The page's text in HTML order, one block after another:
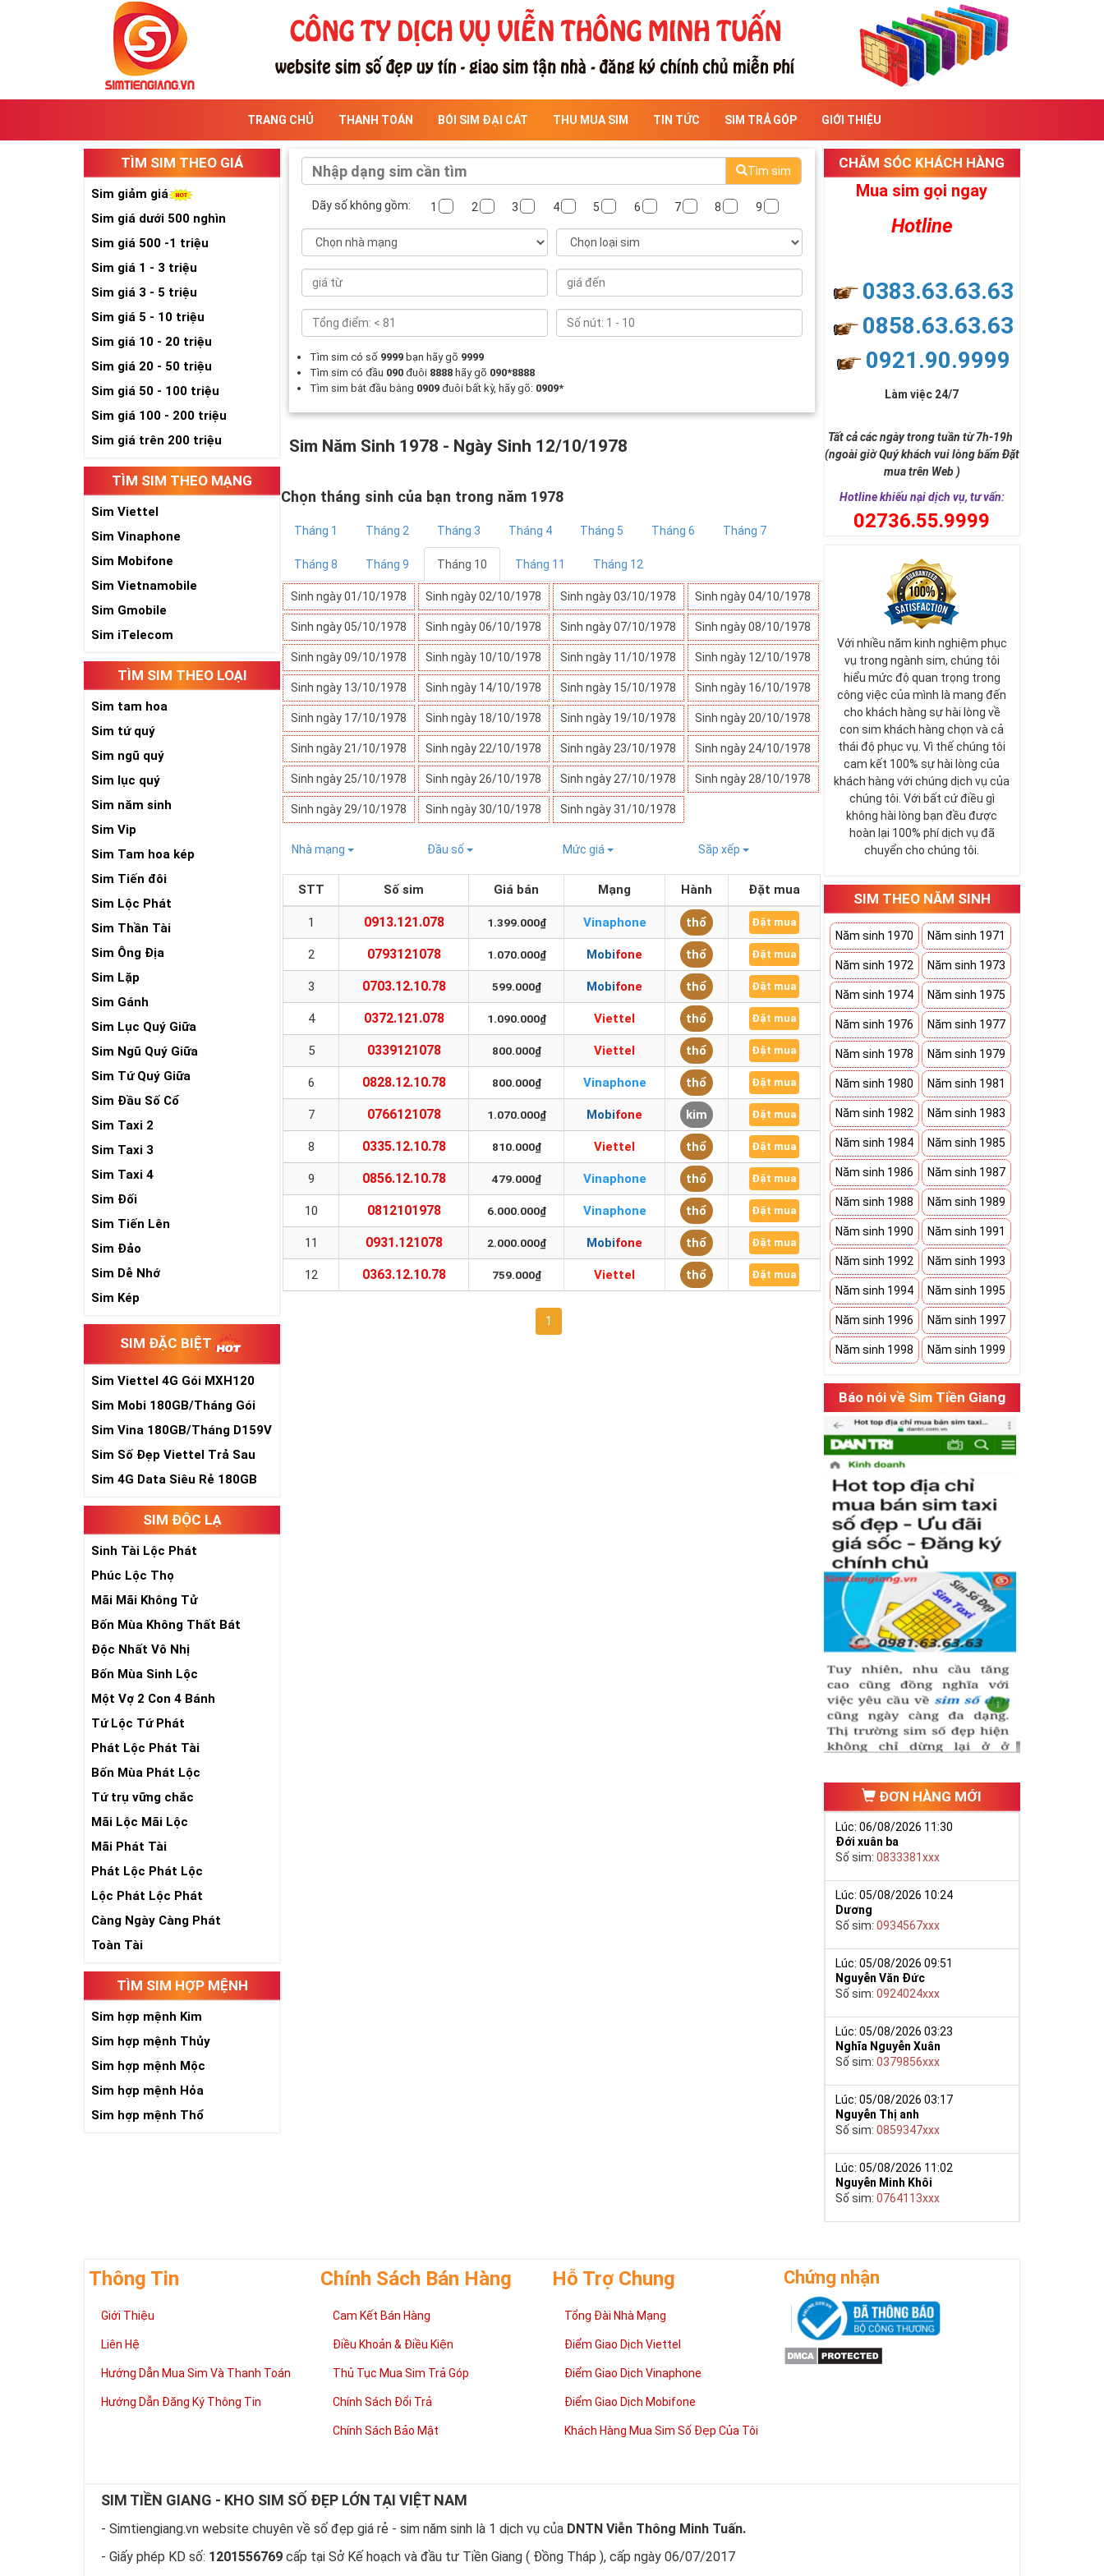
TRANG CHỦ THANH TOÁN BÓI SIM ĐẠI CÁT THU MUA SIM TIN TỨC SIM TRẢ GÓP GIỚI THIỆU
TÌM SIM THEO GIÁ
Sim giảm giá
Sim giá dưới 500 nghìn
Sim giá 500 -1 triệu
Sim giá 1 - 3 triệu
Sim giá 3 - 5 triệu
Sim giá 5 - 10 triệu
Sim giá 10 - 20 triệu
Sim giá 20 - 50 triệu
Sim giá 50 - 100 triệu
Sim giá 100 - 200 triệu
Sim giá trên 200 triệu
TÌM SIM THEO MẠNG
Sim Viettel
Sim Vinaphone
Sim Mobifone
Sim Vietnamobile
Sim Gmobile
Sim iTelecom
TÌM SIM THEO LOẠI
Sim tam hoa
Sim tứ quý
Sim ngũ quý
Sim lục quý
Sim năm sinh
Sim Vip
Sim Tam hoa kép
Sim Tiến đôi
Sim Lộc Phát
Sim Thần Tài
Sim Ông Địa
Sim Lặp
Sim Gánh
Sim Lục Quý Giữa
Sim Ngũ Quý Giữa
Sim Tứ Quý Giữa
Sim Đầu Số Cổ
Sim Taxi 2
Sim Taxi 3
Sim Taxi 4
Sim Đối
Sim Tiến Lên
Sim Đảo
Sim Dễ Nhớ
Sim Kép
SIM ĐẶC BIỆT
Sim Viettel 4G Gói MXH120
Siêu Rẻ
Sim Mobi 180GB/Tháng Gói
TK159
Sim Vina 180GB/Tháng D159V
Sim Số Đẹp Viettel Trả Sau
Sim 4G Data Siêu Rẻ 180GB
SIM ĐỘC LẠ
Sinh Tài Lộc Phát
Phúc Lộc Thọ
Mãi Mãi Không Tử
Bốn Mùa Không Thất Bát
Độc Nhất Vô Nhị
Bốn Mùa Sinh Lộc
Một Vợ 2 Con 4 Bánh
Tứ Lộc Tứ Phát
Phát Lộc Phát Tài
Bốn Mùa Phát Lộc
Tứ trụ vững chắc
Mãi Lộc Mãi Lộc
Mãi Phát Tài
Phát Lộc Phát Lộc
Lộc Phát Lộc Phát
Càng Ngày Càng Phát
Toàn Tài
TÌM SIM HỢP MỆNH
Sim hợp mệnh Kim
Sim hợp mệnh Thủy
Sim hợp mệnh Mộc
Sim hợp mệnh Hỏa
Sim hợp mệnh Thổ
Tìm sim
Dãy số không gồm: 1 2 3 4 5 6 7 8 9
Tìm sim có số 9999 bạn hãy gõ 9999
Tìm sim có đầu 090đuôi 8888 hãy gõ 090*8888
Tìm sim bắt đầu bằng 0909 đuôi bất kỳ, hãy gõ: 0909*
Sim Năm Sinh 1978 - Ngày Sinh 12/10/1978
Chọn tháng sinh của bạn trong năm 1978
Tháng 1 Tháng 2 Tháng 3 Tháng 4 Tháng 5 Tháng 6 Tháng 7
Tháng 8 Tháng 9 Tháng 10 Tháng 11 Tháng 12
Sinh ngày 01/10/1978 Sinh ngày 02/10/1978 Sinh ngày 03/10/1978 Sinh ngày 04/10/1978
Sinh ngày 05/10/1978 Sinh ngày 06/10/1978 Sinh ngày 07/10/1978 Sinh ngày 08/10/1978
Sinh ngày 09/10/1978 Sinh ngày 10/10/1978 Sinh ngày 11/10/1978 Sinh ngày 12/10/1978
Sinh ngày 13/10/1978 Sinh ngày 14/10/1978 Sinh ngày 15/10/1978 Sinh ngày 16/10/1978
Sinh ngày 17/10/1978 Sinh ngày 18/10/1978 Sinh ngày 19/10/1978 Sinh ngày 20/10/1978
Sinh ngày 21/10/1978 Sinh ngày 22/10/1978 Sinh ngày 23/10/1978 Sinh ngày 24/10/1978
Sinh ngày 25/10/1978 Sinh ngày 26/10/1978 Sinh ngày 27/10/1978 Sinh ngày 28/10/1978
Sinh ngày 29/10/1978 Sinh ngày 30/10/1978 Sinh ngày 31/10/1978
Nhà mạng Đầu số Mức giá Sắp xếp
STT Số sim Giá bán Mạng Hành Đặt mua
1 0913.121.078 1.399.000₫ Vinaphone thổ Đặt mua
2 0793121078 1.070.000₫ Mobifone thổ Đặt mua
3 0703.12.10.78 599.000₫ Mobifone thổ Đặt mua
4 0372.121.078 1.090.000₫ Viettel thổ Đặt mua
5 0339121078 800.000₫ Viettel thổ Đặt mua
6 0828.12.10.78 800.000₫ Vinaphone thổ Đặt mua
7 0766121078 1.070.000₫ Mobifone kim Đặt mua
8 0335.12.10.78 810.000₫ Viettel thổ Đặt mua
9 0856.12.10.78 479.000₫ Vinaphone thổ Đặt mua
10 0812101978 6.000.000₫ Vinaphone thổ Đặt mua
11 0931.121078 2.000.000₫ Mobifone thổ Đặt mua
12 0363.12.10.78 759.000₫ Viettel thổ Đặt mua
1
CHĂM SÓC KHÁCH HÀNG
Mua sim gọi ngay
Hotline
0383.63.63.63
0858.63.63.63
0921.90.9999
Làm việc 24/7
Tất cả các ngày trong tuần từ 7h-19h
(ngoài giờ Quý khách vui lòng bấm Đặt
mua trên Web )
Hotline khiếu nại dịch vụ, tư vấn:
02736.55.9999
Với nhiều năm kinh nghiệm phục
vụ trong ngành sim, chúng tôi
hiểu mức độ quan trọng trong
công việc của mình là mang đến
cho khách hàng sự hài lòng về
con sim khách hàng chọn và cả
thái độ phục vụ. Vì thế chúng tôi
cam kết 100% sự hài lòng của
khách hàng với chúng dịch vụ của
chúng tôi. Với bất cứ điều gì
không hài lòng bạn đều được
hoàn lại 100% phí dịch vụ đã
chuyển cho chúng tôi.
SIM THEO NĂM SINH
Năm sinh 1970 Năm sinh 1971
Năm sinh 1972 Năm sinh 1973
Năm sinh 1974 Năm sinh 1975
Năm sinh 1976 Năm sinh 1977
Năm sinh 1978 Năm sinh 1979
Năm sinh 1980 Năm sinh 1981
Năm sinh 1982 Năm sinh 1983
Năm sinh 1984 Năm sinh 1985
Năm sinh 1986 Năm sinh 1987
Năm sinh 1988 Năm sinh 1989
Năm sinh 1990 Năm sinh 1991
Năm sinh 1992 Năm sinh 1993
Năm sinh 1994 Năm sinh 1995
Năm sinh 1996 Năm sinh 1997
Năm sinh 1998 Năm sinh 1999
Báo nói về Sim Tiền Giang
ĐƠN HÀNG MỚI
Lúc: 06/08/2026 11:30
Đới xuân ba
Số sim:0833381xxx
Lúc: 05/08/2026 10:24
Dương
Số sim:0934567xxx
Lúc: 05/08/2026 09:51
Nguyễn Văn Đức
Số sim:0924024xxx
Lúc: 05/08/2026 03:23
Nghĩa Nguyễn Xuân
Số sim:0379856xxx
Lúc: 05/08/2026 03:17
Nguyễn Thị anh
Số sim:0859347xxx
Lúc: 05/08/2026 11:02
Nguyễn Minh Khôi
Số sim:0764113xxx
Thông Tin
Giới Thiệu
Liên Hệ
Hướng Dẫn Mua Sim Và Thanh Toán
Hướng Dẫn Đăng Ký Thông Tin
Chính Sách Bán Hàng
Cam Kết Bán Hàng
Điều Khoản & Điều Kiện
Thủ Tục Mua Sim Trả Góp
Chính Sách Đổi Trả
Chính Sách Bảo Mật
Hỗ Trợ Chung
Tổng Đài Nhà Mạng
Điểm Giao Dịch Viettel
Điểm Giao Dịch Vinaphone
Điểm Giao Dịch Mobifone
Khách Hàng Mua Sim Số Đẹp Của Tôi
Chứng nhận
SIM TIỀN GIANG - KHO SIM SỐ ĐẸP LỚN TẠI VIỆT NAM
- Simtiengiang.vn website chuyên về số đẹp giá rẻ - sim năm sinh là 1 dịch vụ của DNTN Viễn Thông Minh Tuấn.
- Giấy phép KD số: 1201556769 cấp tại Sở Kế hoạch và đầu tư Tiền Giang ( Đồng Tháp ), cấp ngày 06/07/2017